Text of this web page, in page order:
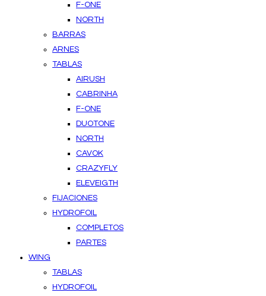
F-ONE
NORTH
BARRAS
ARNES
TABLAS
AIRUSH
CABRINHA
F-ONE
DUOTONE
NORTH
CAVOK
CRAZYFLY
ELEVEIGTH
FIJACIONES
HYDROFOIL
COMPLETOS
PARTES
WING
TABLAS
HYDROFOIL